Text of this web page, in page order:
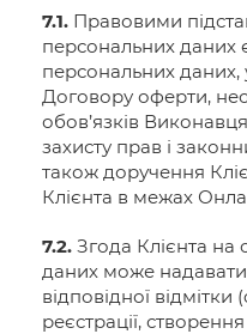
7.1. Правовими
персональних даних
персональних
Договору оферти,
обов’язків
захисту прав і
також доручення
Клієнта в межах
7.2. Згода Клієнта
даних може
відповідної
реєстрації,